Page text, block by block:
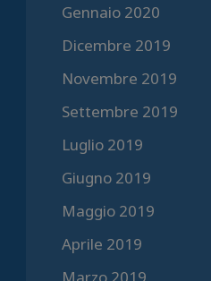
Gennaio 2020
Dicembre 2019
Novembre 2019
Settembre 2019
Luglio 2019
Giugno 2019
Maggio 2019
Aprile 2019
Marzo 2019